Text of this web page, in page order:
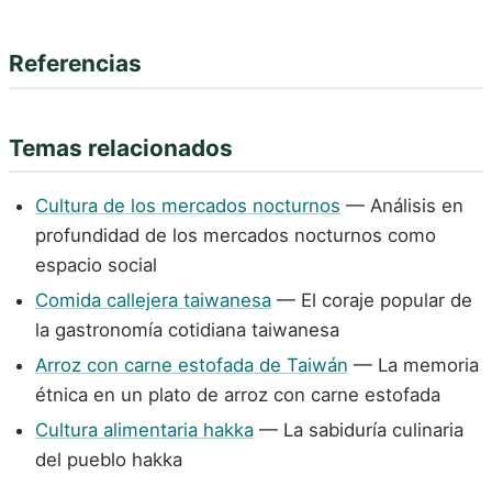
Referencias
Temas relacionados
Cultura de los mercados nocturnos — Análisis en
profundidad de los mercados nocturnos como
espacio social
Comida callejera taiwanesa — El coraje popular de
la gastronomía cotidiana taiwanesa
Arroz con carne estofada de Taiwán — La memoria
étnica en un plato de arroz con carne estofada
Cultura alimentaria hakka — La sabiduría culinaria
del pueblo hakka